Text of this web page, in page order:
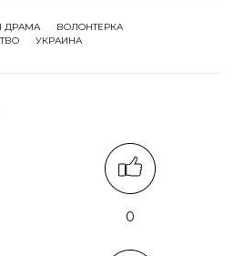
ДРАМА
ВОЛОНТЕРКА
УКРАИНА
0